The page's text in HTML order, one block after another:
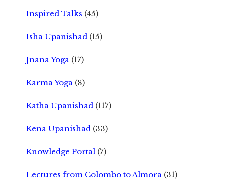
Inspired Talks (45)
Isha Upanishad (15)
Jnana Yoga (17)
Karma Yoga (8)
Katha Upanishad (117)
Kena Upanishad (33)
Knowledge Portal (7)
Lectures from Colombo to Almora (31)